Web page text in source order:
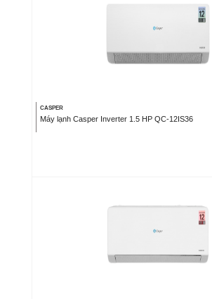
CASPER
Máy lạnh Casper Inverter 1.5 HP QC-12IS36